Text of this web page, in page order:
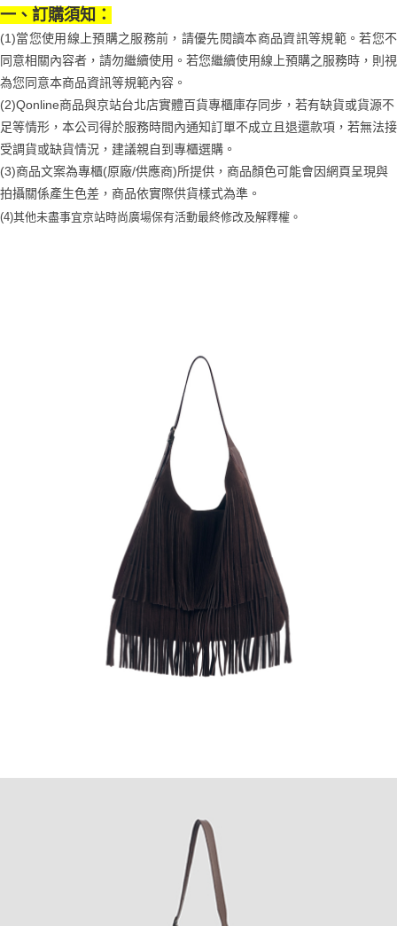
３．未成年的使用者請事先徵得法定代理人或監護人之同意方可使用
「AFTEE先享後付」，若未經同意申辦者引起之損失，本公司不負相關責
任。
４．使用「AFTEE先享後付」時，將依據個別帳號之用戶狀況，依本公司即
請求用戶進行身份認證。
５．嚴禁一人註冊多個帳號或使用他人資訊註冊。若發現惡意使用之情形，
恩沛科技股份有限公司將有權停止該用戶之使用額度並採取法律行動。
一、訂購須知：
(1)當您使用線上預購之服務前，請優先閱讀本商品資訊等規範。若您不
同意相關內容者，請勿繼續使用。若您繼續使用線上預購之服務時，則視
為您同意本商品資訊等規範內容。
(2)Qonline商品與京站台北店實體百貨專櫃庫存同步，若有缺貨或貨源不
足等情形，本公司得於服務時間內通知訂單不成立且退還款項，若無法接
受調貨或缺貨情況，建議親自到專櫃選購。
(3)商品文案為專櫃(原廠/供應商)所提供，商品顏色可能會因網頁呈現與
拍攝關係產生色差，商品依實際供貨樣式為準。
(4)其他未盡事宜京站時尚廣場保有活動最終修改及解釋權。